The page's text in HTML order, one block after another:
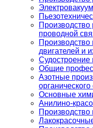
проводной
Производство
двигателей и
Судостроение
Общие
Азотные
органического
Основные
Анилино-
Производство